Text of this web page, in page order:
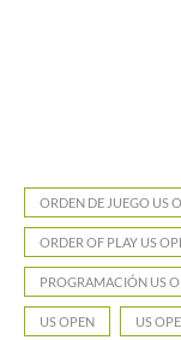
ORDEN DE JUEGO US
ORDER OF PLAY US
PROGRAMACIÓN US
US OPEN US